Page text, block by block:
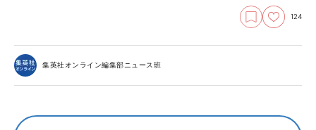
124
集英社オンライン編集部ニュース班